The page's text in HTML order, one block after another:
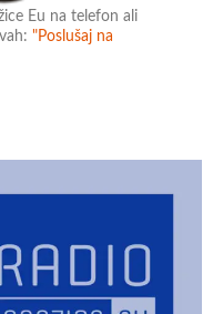
Eu na telefon ali
"Poslušaj na